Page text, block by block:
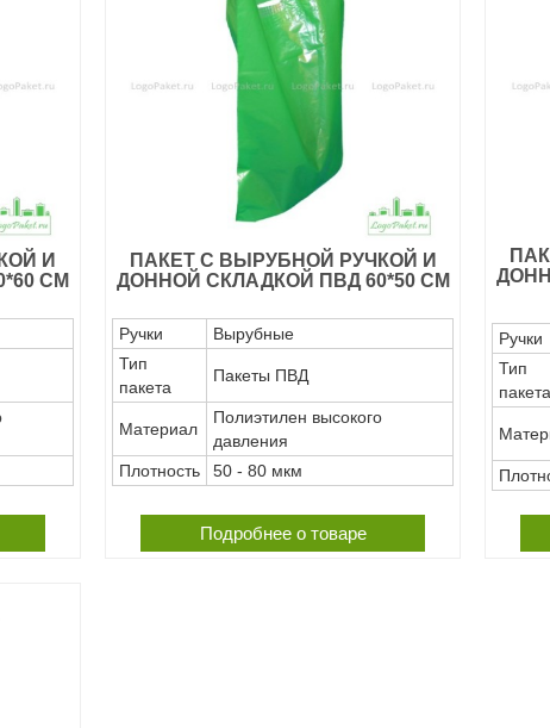
И
СМ
ПАКЕТ С ВЫРУБНОЙ РУЧКОЙ И
ДОННОЙ СКЛАДКОЙ ПВД 60*50 СМ
Ручки
Вырубные
Тип
пакета
Пакеты ПВД
Материал
Полиэтилен высокого
давления
Плотность
50 - 80 мкм
Подробнее о товаре
Ручки
Тип
пакета